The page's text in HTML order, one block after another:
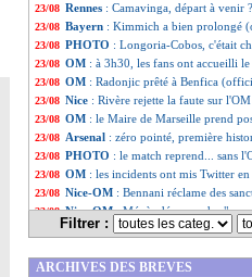
23/08 Rennes : Camavinga, départ à venir ?
23/08 Bayern : Kimmich a bien prolongé
23/08 PHOTO : Longoria-Cobos, c'était
23/08 OM : à 3h30, les fans ont accueilli le
23/08 OM : Radonjic prêté à Benfica
23/08 Nice : Rivère rejette la faute sur
23/08 OM : le Maire de Marseille prend
23/08 Arsenal : zéro pointé, première
23/08 PHOTO : le match reprend... sans
23/08 OM : les incidents ont mis Twitter
23/08 Nice-OM : Bennani réclame des
23/08 Nice-OM: Ménès dénonce des
OM: la réaction scandalisée de
23/08 Esp.: match fou, mais match nul du
Filtrer :
ARCHIVES DES BREVES